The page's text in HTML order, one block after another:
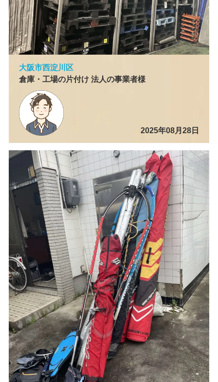
大阪市西淀川区
倉庫・工場の片付け 法人の事業者様
2025年08月28日